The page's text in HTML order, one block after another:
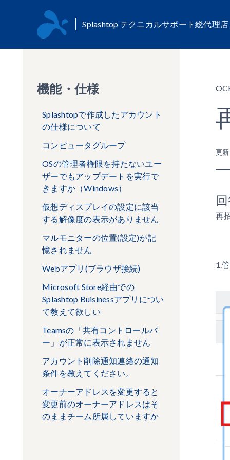
Splashtop テクニカルサポート総代理
機能・仕様
Splashtopで作成したアカウント
の仕様について
コンピュータグループ
OSの管理者権限を持たないユー
ザーでもアップデートを実行で
きますか（Windows）
仮想ディスプレイの設定に該当
する解像度の表示がありません
マルモニターの位置(設定)が記
憶されません
Webアプリ(ブラウザ接続)
Microsoft Store経由での
Splashtop Buisinessアプリについ
て教えて欲しい
Teamsの「共有コントロールバ
ー」が正常に表示されません
アカウント削除通知連絡の通知
条件を教えてください。
オーナーアドレスを変更すると
変更前のオーナーアドレスはそ
のままチーム所属していますか
更
再
1.